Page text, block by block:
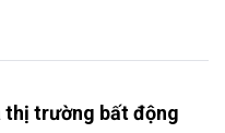
thị trường bất động